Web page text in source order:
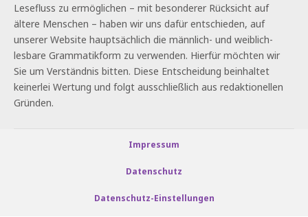
Lesefluss zu ermöglichen – mit besonderer Rücksicht auf
ältere Menschen – haben wir uns dafür entschieden, auf
unserer Website hauptsächlich die männlich- und weiblich-
lesbare Grammatikform zu verwenden. Hierfür möchten wir
Sie um Verständnis bitten. Diese Entscheidung beinhaltet
keinerlei Wertung und folgt ausschließlich aus redaktionellen
Gründen.
Impressum
Datenschutz
Datenschutz-Einstellungen